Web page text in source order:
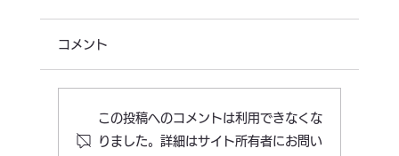
コメント
この投稿へのコメントは利用できなくな
りました。詳細はサイト所有者にお問い